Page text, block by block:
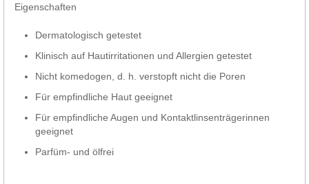
Eigenschaften
Dermatologisch getestet
Klinisch auf Hautirritationen und Allergien getestet
Nicht komedogen, d. h. verstopft nicht die Poren
Für empfindliche Haut geeignet
Für empfindliche Augen und Kontaktlinsenträgerinnen
geeignet
Parfüm- und ölfrei